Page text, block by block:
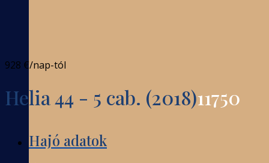
928 €/nap-tól
Helia 44 - 5 cab. (2018)11750
Hajó adatok